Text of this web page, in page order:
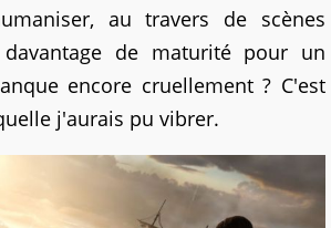
au travers de scènes
de maturité pour un
encore cruellement ? C'est
j'aurais pu vibrer.